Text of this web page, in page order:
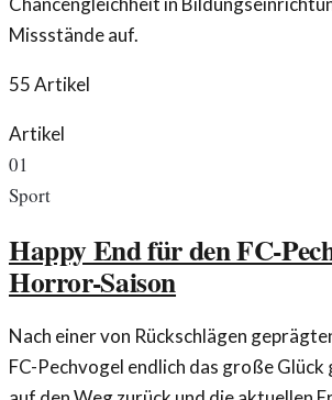
Missstände auf.
55Artikel
Artikel
01
Sport
Happy End für den FC-
Horror-Saison
Nach einer von Rückschlägen
FC-Pechvogel endlich das große Glück